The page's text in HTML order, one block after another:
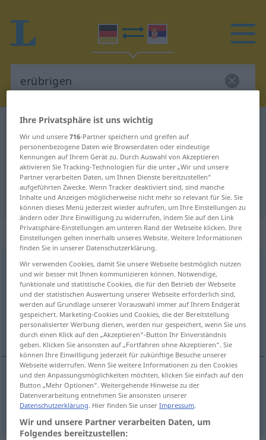
Deutsch-Serbisch Wörterbuch
Deutsch-Serbisch Übersetzung für
"erübrigen"
"erübrigen" Serbisch Übersetzung
„erübrigen“
erübrigen
Übersicht aller Übersetzungen
(Für mehr Details die Übersetzung anklicken/antippen)
одвајати
одвајати erübrigen Zeit
Ihre Privatsphäre ist uns wichtig
Wir und unsere716-Partner speichern und greifen auf
personenbezogene Daten wie Browserdaten oder eindeutige
Kennungen auf Ihrem Gerät zu. Durch Auswahl von Akzeptieren
aktivieren Sie Tracking-Technologien für die unter „Wir und unsere
Partner verarbeiten Daten, um Ihnen Dienste bereitzustellen“
aufgeführten Zwecke. Wenn Tracker deaktiviert sind, sind manche
Inhalte und Anzeigen möglicherweise nicht mehr so relevant für Sie. Sie
können dieses Menü jederzeit wieder aufrufen, um Ihre Einstellungen zu
ändern oder Ihre Einwilligung zu widerrufen, indem Sie auf den Link
Privatsphäre-Einstellungen am unteren Rand der Webseite klicken. Ihre
Einstellungen gelten innerhalb unseres Website. Weitere Informationen
finden Sie in unserer Datenschutzerklärung.
Wir verwenden Cookies, damit Sie unsere Webseite bestmöglich nutzen
und wir besser mit Ihnen kommunizieren können. Notwendige,
funktionale und statistische Cookies, die für den Betrieb der Webseite
und der statistischen Auswertung unserer Webseite erforderlich sind,
werden auf Grundlage unserer Vorauswahl immer auf Ihrem Endgerät
gespeichert. Marketing-Cookies und Cookies, die der Bereitstellung
personalisierter Werbung dienen, werden nur gespeichert, wenn Sie uns
durch einen Klick auf den „Akzeptieren“-Button Ihr Einverständnis
geben. Klicken Sie ansonsten auf „Fortfahren ohne Akzeptieren“. Sie
können Ihre Einwilligung jederzeit für zukünftige Besuche unserer
Webseite widerrufen. Wenn Sie weitere Informationen zu den Cookies
und den Anpassungsmöglichkeiten möchten, klicken Sie einfach auf den
Button „Mehr Optionen“. Weitergehende Hinweise zu der
Datenverarbeitung entnehmen Sie ansonsten unserer
Datenschutzerklärung. Hier finden Sie unserImpressum.
Wir und unsere Partner verarbeiten Daten, um
Folgendes bereitzustellen: